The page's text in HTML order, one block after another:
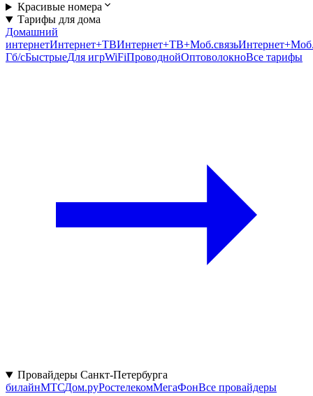
Красивые номера
Тарифы для дома
Домашний
интернетИнтернет+ТВИнтернет+ТВ+Моб.связь
Гб/cБыстрыеДля игрWiFiПроводнойОптоволокноВсе тарифы
Провайдеры Санкт-Петербурга
билайнМТСДом.руРостелекомМегаФонВсе провайдеры